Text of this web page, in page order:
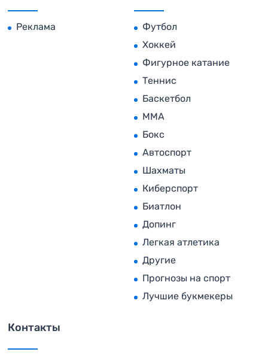
Реклама
Футбол
Хоккей
Фигурное катание
Теннис
Баскетбол
MMA
Бокс
Автоспорт
Шахматы
Киберспорт
Биатлон
Допинг
Легкая атлетика
Другие
Прогнозы на спорт
Лучшие букмекеры
Контакты